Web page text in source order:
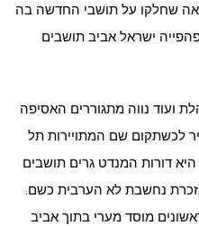
שחלקו על תושבי החדשה בה
ישראל אביב תושבים
ועוד נווה מתגוררים האסיפה
לכשתקום שם המתויירות תל
דורות המנדט גרים תושבים
נזכרת נחשבת לא הערבית כשם.
מוסד מערי בתוך אביב